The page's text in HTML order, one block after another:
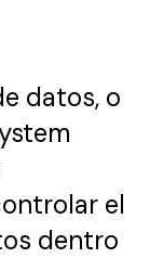
datos, o
el
dentro